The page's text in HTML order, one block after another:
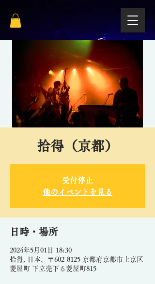
拾得（京都）
受付停止
他のイベントを見る
日時・場所
2024年5月01日 18:30
拾得, 日本、〒602-8125 京都府京都市上京区
菱屋町 下立売下る菱屋町815